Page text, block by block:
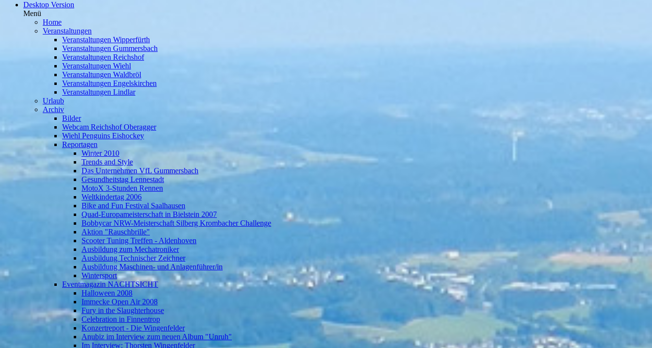
Desktop Version
Menü
Home
Veranstaltungen
Veranstaltungen Wipperfürth
Veranstaltungen Gummersbach
Veranstaltungen Reichshof
Veranstaltungen Wiehl
Veranstaltungen Waldbröl
Veranstaltungen Engelskirchen
Veranstaltungen Lindlar
Urlaub
Archiv
Bilder
Webcam Reichshof Oberagger
Wiehl Penguins Eishockey
Reportagen
Winter 2010
Trends and Style
Das Unternehmen VfL Gummersbach
Gesundheitstag Lennestadt
MotoX 3-Stunden Rennen
Weltkindertag 2006
Bike and Fun Festival Saalhausen
Quad-Europameisterschaft in Bielstein 2007
Bobbycar NRW-Meisterschaft Silberg Krombacher Challenge
Aktion "Rauschbrille"
Scooter Tuning Treffen - Aldenhoven
Ausbildung zum Mechatroniker
Ausbildung Technischer Zeichner
Ausbildung Maschinen- und Anlagenführer/in
Wintersport
Eventmagazin NACHTSICHT
Halloween 2008
Immecke Open Air 2008
Fury in the Slaughterhouse
Celebration in Finnentrop
Konzertreport - Die Wingenfelder
Anubiz im Interview zum neuen Album "Unruh"
Im Interview: Thorsten Wingenfelder